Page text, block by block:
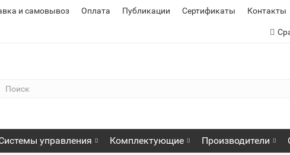
и самовывоз Оплата Публикации Сертификаты Контакты
управления Комплектующие Производители